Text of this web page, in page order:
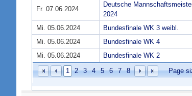
1 2 3 4 5 6 7 8 Page
Fr. 07.06.2024
Deutsche
2024
Mi. 05.06.2024 Bundesfinale WK 3 weibl.
Mi. 05.06.2024
Bundesfinale WK 4
Mi. 05.06.2024
Bundesfinale WK 2